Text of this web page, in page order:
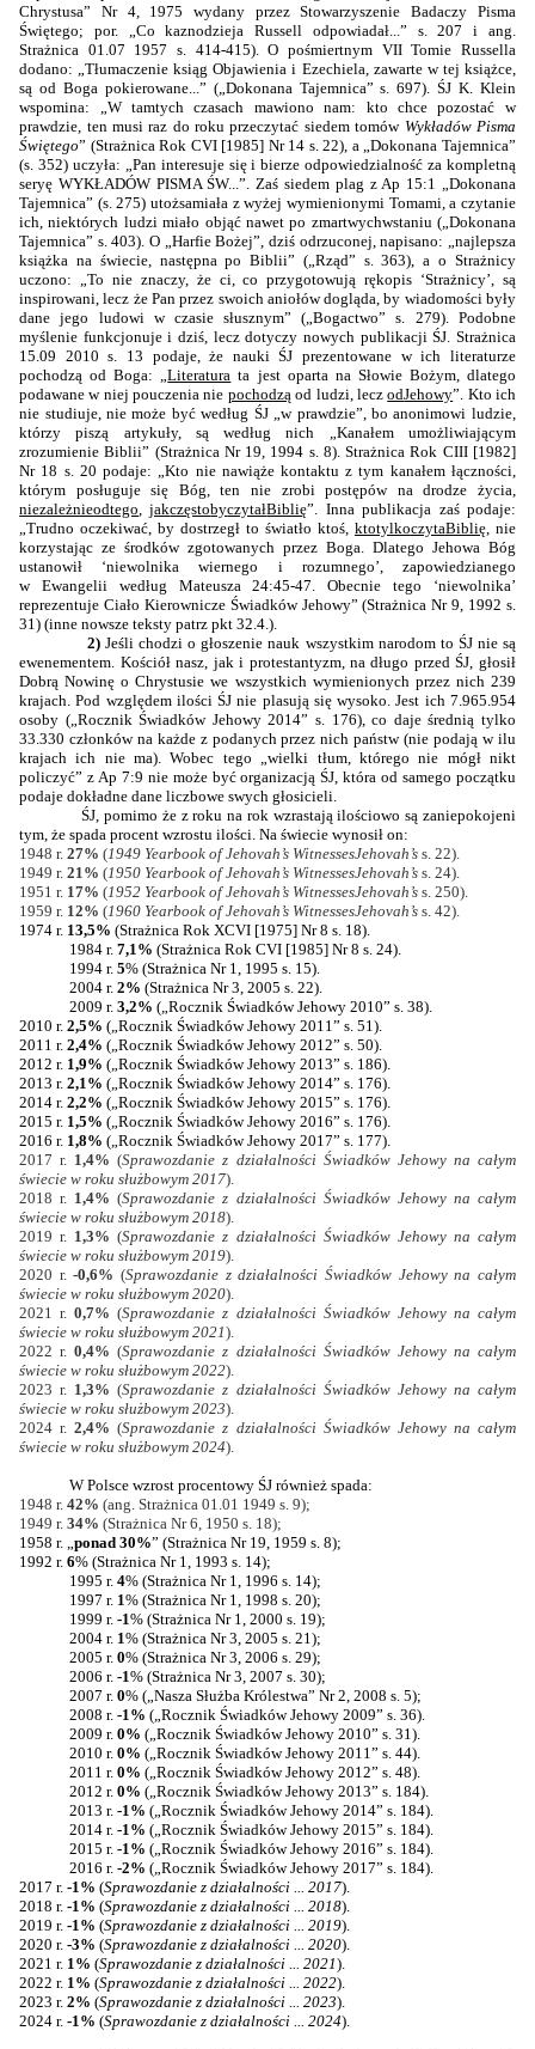
Chrystusa” Nr 4, 1975 wydany przez Stowarzyszenie Badaczy Pisma
Świętego; por. „Co kaznodzieja Russell odpowiadał...” s. 207 i ang.
Strażnica 01.07 1957 s. 414-415). O pośmiertnym VII Tomie Russella
dodano: „Tłumaczenie ksiąg Objawienia i Ezechiela, zawarte w tej książce,
są od Boga pokierowane...” („Dokonana Tajemnica” s. 697). ŚJ K. Klein
wspomina: „W tamtych czasach mawiono nam: kto chce pozostać w
prawdzie, ten musi raz do roku przeczytać siedem tomów Wykładów Pisma
Świętego” (Strażnica Rok CVI [1985] Nr 14 s. 22), a „Dokonana Tajemnica”
(s. 352) uczyła: „Pan interesuje się i bierze odpowiedzialność za kompletną
seryę WYKŁADÓW PISMA ŚW...”. Zaś siedem plag z Ap 15:1 „Dokonana
Tajemnica” (s. 275) utożsamiała z wyżej wymienionymi Tomami, a czytanie
ich, niektórych ludzi miało objąć nawet po zmartwychwstaniu („Dokonana
Tajemnica” s. 403). O „Harfie Bożej”, dziś odrzuconej, napisano: „najlepsza
książka na świecie, następna po Biblii” („Rząd” s. 363), a o Strażnicy
uczono: „To nie znaczy, że ci, co przygotowują rękopis ‘Strażnicy’, są
inspirowani, lecz że Pan przez swoich aniołów dogląda, by wiadomości były
dane jego ludowi w czasie słusznym” („Bogactwo” s. 279). Podobne
myślenie funkcjonuje i dziś, lecz dotyczy nowych publikacji ŚJ. Strażnica
15.09 2010 s. 13 podaje, że nauki ŚJ prezentowane w ich literaturze
pochodzą od Boga: „Literatura ta jest oparta na Słowie Bożym, dlatego
podawane w niej pouczenia nie pochodząod ludzi, leczodJehowy”. Kto ich
nie studiuje, nie może być według ŚJ „w prawdzie”, bo anonimowi ludzie,
którzy piszą artykuły, są według nich „Kanałem umożliwiającym
zrozumienie Biblii” (Strażnica Nr 19, 1994 s. 8). Strażnica Rok CIII [1982]
Nr 18 s. 20 podaje: „Kto nie nawiąże kontaktu z tym kanałem łączności,
którym posługuje się Bóg, ten nie zrobi postępów na drodze życia,
niezależnieodtego,jakczęstobyczytałBiblię”. Inna publikacja zaś podaje:
„Trudno oczekiwać, by dostrzegł to światło ktoś, ktotylkoczytaBiblię, nie
korzystając ze środków zgotowanych przez Boga. Dlatego Jehowa Bóg
ustanowił ‘niewolnika wiernego i rozumnego’, zapowiedzianego
w Ewangelii według Mateusza 24:45-47. Obecnie tego ‘niewolnika’
reprezentuje Ciało Kierownicze Świadków Jehowy” (Strażnica Nr 9, 1992 s.
31) (inne nowsze teksty patrz pkt 32.4.).
2) Jeśli chodzi o głoszenie nauk wszystkim narodom to ŚJ nie są
ewenementem. Kościół nasz, jak i protestantyzm, na długo przed ŚJ, głosił
Dobrą Nowinę o Chrystusie we wszystkich wymienionych przez nich 239
krajach. Pod względem ilości ŚJ nie plasują się wysoko. Jest ich 7.965.954
osoby („Rocznik Świadków Jehowy2014” s. 176), co daje średnią tylko
33.330 członków na każde z podanych przez nich państw (nie podają w ilu
krajach ich nie ma). Wobec tego „wielki tłum, którego nie mógł nikt
policzyć” z Ap 7:9 nie może być organizacją ŚJ, która od samego początku
podaje dokładne dane liczbowe swych głosicieli.
ŚJ, pomimo że z roku na rok wzrastają ilościowo są zaniepokojeni
tym, że spada procent wzrostu ilości. Na świecie wynosił on:
1948 r.27% (1949 Yearbook of Jehovah’s WitnessesJehovah’ss. 22).
1949 r.21% (1950 Yearbook of Jehovah’s WitnessesJehovah’ss. 24).
1951 r. 17% (1952 Yearbook of Jehovah’s WitnessesJehovah’ss. 250).
1959 r. 12% (1960 Yearbook of Jehovah’s WitnessesJehovah’ss. 42).
1974 r. 13,5% (Strażnica Rok XCVI [1975] Nr 8 s. 18).
1984 r.7,1% (Strażnica Rok CVI [1985] Nr 8 s. 24).
1994 r.5% (Strażnica Nr 1, 1995 s. 15).
2004 r.2% (Strażnica Nr 3, 2005 s. 22).
2009 r.3,2% („Rocznik Świadków Jehowy2010” s. 38).
2010 r.2,5% („Rocznik Świadków Jehowy2011” s. 51).
2011 r.2,4% („Rocznik Świadków Jehowy2012” s. 50).
2012 r. 1,9% („Rocznik Świadków Jehowy2013” s. 186).
2013 r.2,1% („Rocznik Świadków Jehowy2014” s. 176).
2014 r.2,2% („Rocznik Świadków Jehowy2015” s. 176).
2015 r. 1,5% („Rocznik Świadków Jehowy2016” s. 176).
2016 r. 1,8% („Rocznik Świadków Jehowy2017” s. 177).
2017 r. 1,4% (Sprawozdanie z działalności Świadków Jehowy na całym
świecie w roku służbowym 2017).
2018 r. 1,4% (Sprawozdanie z działalności Świadków Jehowy na całym
świecie w roku służbowym 2018).
2019 r. 1,3% (Sprawozdanie z działalności Świadków Jehowy na całym
świecie w roku służbowym 2019).
2020 r.-0,6% (Sprawozdanie z działalności Świadków Jehowy na całym
świecie w roku służbowym 2020).
2021 r.0,7% (Sprawozdanie z działalności Świadków Jehowy na całym
świecie w roku służbowym 2021).
2022 r.0,4% (Sprawozdanie z działalności Świadków Jehowy na całym
świecie w roku służbowym 2022).
2023 r. 1,3% (Sprawozdanie z działalności Świadków Jehowy na całym
świecie w roku służbowym 2023).
2024 r.2,4% (Sprawozdanie z działalności Świadków Jehowy na całym
świecie w roku służbowym 2024).
W Polsce wzrost procentowy ŚJ również spada:
1948 r.42% (ang. Strażnica 01.01 1949 s. 9);
1949 r.34% (Strażnica Nr 6, 1950 s. 18);
1958 r. „ponad 30%” (Strażnica Nr 19, 1959 s. 8);
1992 r.6% (Strażnica Nr 1, 1993 s. 14);
1995 r.4% (Strażnica Nr 1, 1996 s. 14);
1997 r. 1% (Strażnica Nr 1, 1998 s. 20);
1999 r.-1% (Strażnica Nr 1, 2000 s. 19);
2004 r. 1% (Strażnica Nr 3, 2005 s. 21);
2005 r.0% (Strażnica Nr 3, 2006 s. 29);
2006 r.-1% (Strażnica Nr 3, 2007 s. 30);
2007 r.0% („Nasza Służba Królestwa” Nr 2, 2008 s. 5);
2008 r.-1% („Rocznik Świadków Jehowy2009” s. 36).
2009 r.0% („Rocznik Świadków Jehowy2010” s. 31).
2010 r.0% („Rocznik Świadków Jehowy2011” s. 44).
2011 r.0% („Rocznik Świadków Jehowy2012” s. 48).
2012 r.0% („Rocznik Świadków Jehowy2013” s. 184).
2013 r.-1% („Rocznik Świadków Jehowy2014” s. 184).
2014 r.-1% („Rocznik Świadków Jehowy2015” s. 184).
2015 r.-1% („Rocznik Świadków Jehowy2016” s. 184).
2016 r.-2% („Rocznik Świadków Jehowy2017” s. 184).
2017 r.-1% (Sprawozdanie z działalności ... 2017).
2018 r.-1% (Sprawozdanie z działalności ... 2018).
2019 r.-1% (Sprawozdanie z działalności ... 2019).
2020 r.-3% (Sprawozdanie z działalności ... 2020).
2021 r. 1% (Sprawozdanie z działalności ... 2021).
2022 r. 1% (Sprawozdanie z działalności ... 2022).
2023 r.2% (Sprawozdanie z działalności ... 2023).
2024 r.-1% (Sprawozdanie z działalności ... 2024).